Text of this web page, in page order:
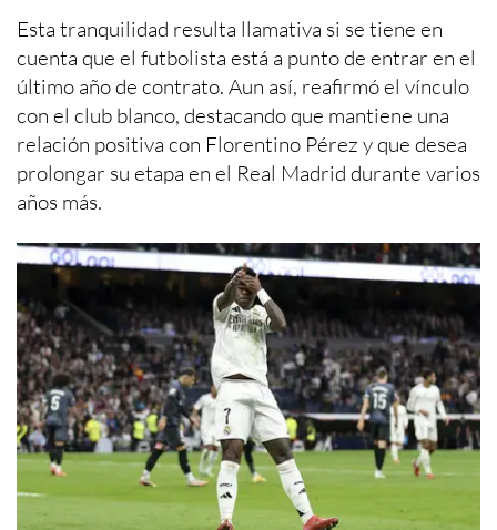
Esta tranquilidad resulta llamativa si se tiene en
cuenta que el futbolista está a punto de entrar en el
último año de contrato. Aun así, reafirmó el vínculo
con el club blanco, destacando que mantiene una
relación positiva con Florentino Pérez y que desea
prolongar su etapa en el Real Madrid durante varios
años más.